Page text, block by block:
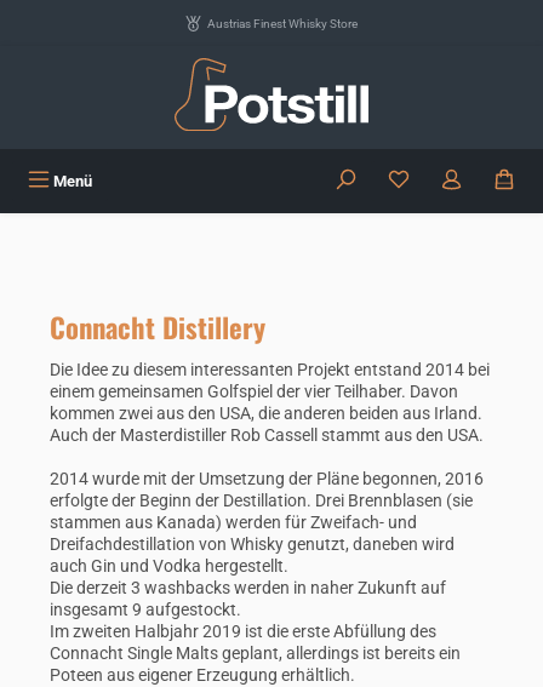
Austrias Finest Whisky Store
Menü Du hast 0
Connacht Distillery
Die Idee zu diesem interessanten Projekt entstand 2014 bei
einem gemeinsamen Golfspiel der vier Teilhaber. Davon
kommen zwei aus den USA, die anderen beiden aus Irland.
Auch der Masterdistiller Rob Cassell stammt aus den USA.
2014 wurde mit der Umsetzung der Pläne begonnen, 2016
erfolgte der Beginn der Destillation. Drei Brennblasen (sie
stammen aus Kanada) werden für Zweifach- und
Dreifachdestillation von Whisky genutzt, daneben wird
auch Gin und Vodka hergestellt.
Die derzeit 3 washbacks werden in naher Zukunft auf
insgesamt 9 aufgestockt.
Im zweiten Halbjahr 2019 ist die erste Abfüllung des
Connacht Single Malts geplant, allerdings ist bereits ein
Poteen aus eigener Erzeugung erhältlich.